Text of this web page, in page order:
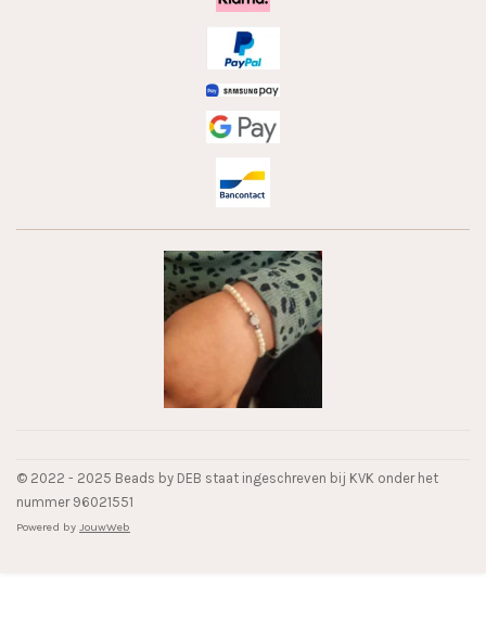
© 2022 - 2025 Beads by DEB staat ingeschreven bij KVK onder het
nummer 96021551
Powered by JouwWeb